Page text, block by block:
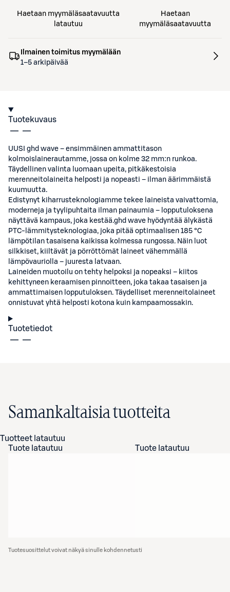
Haetaan myymäläsaatavuutta
latautuu
Haetaan
myymäläsaatavuutta
Ilmainen toimitus myymälään
1–5 arkipäivää
Tuotekuvaus
UUSI ghd wave – ensimmäinen ammattitason
kolmoislainerautamme, jossa on kolme 32 mm:n runkoa.
Täydellinen valinta luomaan upeita, pitkäkestoisia
merenneitolaineita helposti ja nopeasti – ilman äärimmäistä
kuumuutta.
Edistynyt kiharrusteknologiamme tekee laineista vaivattomia,
moderneja ja tyylipuhtaita ilman painaumia – lopputuloksena
näyttävä kampaus, joka kestää.ghd wave hyödyntää älykästä
PTC-lämmitysteknologiaa, joka pitää optimaalisen 185 °C
lämpötilan tasaisena kaikissa kolmessa rungossa. Näin luot
silkkiset, kiiltävät ja pörröttömät laineet vähemmällä
lämpövauriolla – juuresta latvaan.
Laineiden muotoilu on tehty helpoksi ja nopeaksi – kiitos
kehittyneen keraamisen pinnoitteen, joka takaa tasaisen ja
ammattimaisen lopputuloksen. Täydelliset merenneitolaineet
onnistuvat yhtä helposti kotona kuin kampaamossakin.
Tuotetiedot
Samankaltaisia tuotteita
Tuotteet latautuu
Tuote latautuu
Tuote latautuu
Tuotesuosittelut voivat näkyä sinulle kohdennetusti